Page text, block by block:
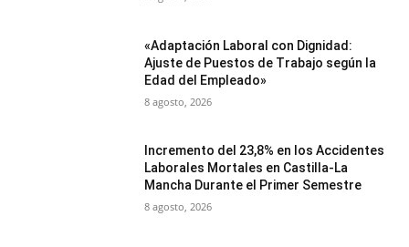
«Adaptación Laboral con Dignidad:
Ajuste de Puestos de Trabajo según la
Edad del Empleado»
8 agosto, 2026
Incremento del 23,8% en los Accidentes
Laborales Mortales en Castilla-La
Mancha Durante el Primer Semestre
8 agosto, 2026